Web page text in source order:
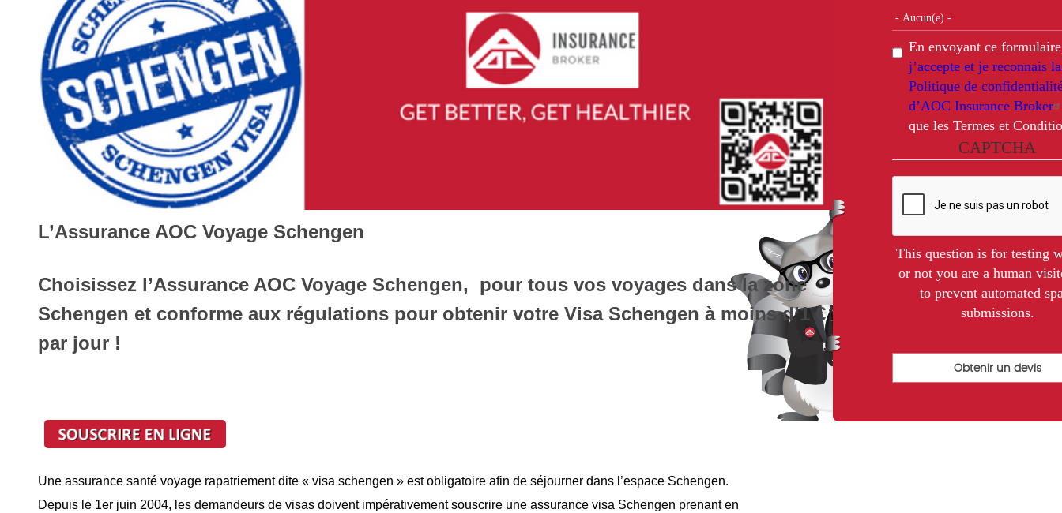
L’Assurance AOC Voyage Schengen
Choisissez l’Assurance AOC Voyage Schengen, pour tous vos voyages dans la zone
Schengen et conforme aux régulations pour obtenir votre Visa Schengen à moins d’1 €
par jour !
Une assurance santé voyage rapatriement dite « visa schengen » est obligatoire afin de séjourner dans l’espace Schengen.
Depuis le 1er juin 2004, les demandeurs de visas doivent impérativement souscrire une assurance visa Schengen prenant en
En envoyant ce
j’accepte et je reconnais la
Politique de
d’AOC Insurance Broker
que les Termes et
CAPTCHA
This question is for testing
or not you are a human
to prevent automated
submissions.